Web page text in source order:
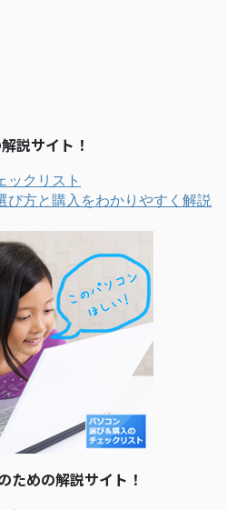
説サイト！
ックリスト
び方と購入をわかりやすく解説
ための解説サイト！